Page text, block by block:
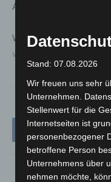
Anmeldung ist nicht
Weitere
Stand: 07.08.2026
Wir freuen uns sehr
Unternehmen.
Stellenwert für die
Internetseiten ist
personenbezogener
betroffene Person
Unternehmens über
nehmen möchte,